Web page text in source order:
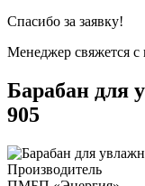
Спасибо за заявку!
Менеджер свяжется
Барабан для
905
Производитель